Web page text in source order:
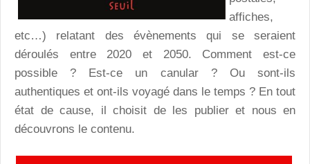
affiches,
etc…) relatant des évènements qui se seraient
déroulés entre 2020 et 2050. Comment est-ce
possible ? Est-ce un canular ? Ou sont-ils
authentiques et ont-ils voyagé dans le temps ? En tout
état de cause, il choisit de les publier et nous en
découvrons le contenu.